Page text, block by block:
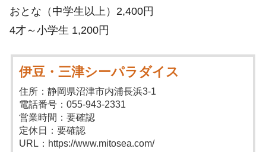
おとな（中学生以上）2,400円
4才～小学生 1,200円
伊豆・三津シーパラダイス
住所：静岡県沼津市内浦長浜3-1
電話番号：055-943-2331
営業時間：要確認
定休日：要確認
URL：https://www.mitosea.com/